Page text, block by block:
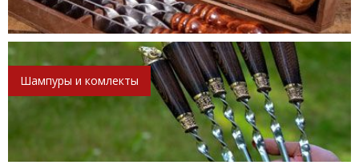
Шампуры и комлекты